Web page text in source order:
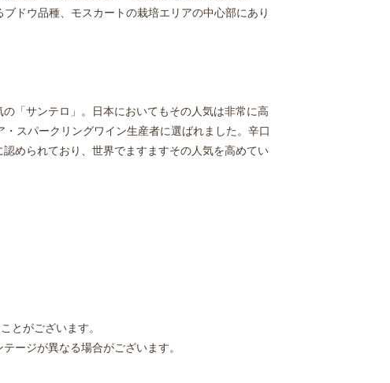
ドウ品種、モスカートの栽培エリアの中心部にあり
「サンテロ」。日本においてもその人気は非常に高
スパークリングワイン生産者に選ばれました。辛口
められており、世界でますますその人気を高めてい
とがございます。
ージが異なる場合がございます。